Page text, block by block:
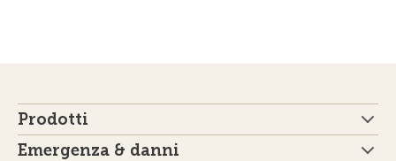
Prodotti
Emergenza & danni